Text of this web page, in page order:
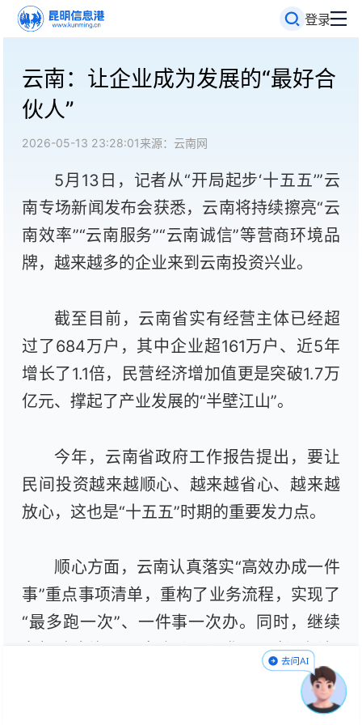
登录
云南：让企业成为发展的“最好合
伙人”
2026-05-13 23:28:01来源：云南网
5月13日，记者从“开局起步‘十五五’”云
南专场新闻发布会获悉，云南将持续擦亮“云
南效率”“云南服务”“云南诚信”等营商环境品
牌，越来越多的企业来到云南投资兴业。
截至目前，云南省实有经营主体已经超
过了684万户，其中企业超161万户、近5年
增长了1.1倍，民营经济增加值更是突破1.7万
亿元、撑起了产业发展的“半壁江山”。
今年，云南省政府工作报告提出，要让
民间投资越来越顺心、越来越省心、越来越
放心，这也是“十五五”时期的重要发力点。
顺心方面，云南认真落实“高效办成一件
事”重点事项清单，重构了业务流程，实现了
“最多跑一次”、一件事一次办。同时，继续
办好政企沟通圆桌会议，深化厅局长“坐诊”
“巡诊”“上门问诊”等各类服务企业的机制，严
格落实政商交往的“正面、负面、倡导”三张